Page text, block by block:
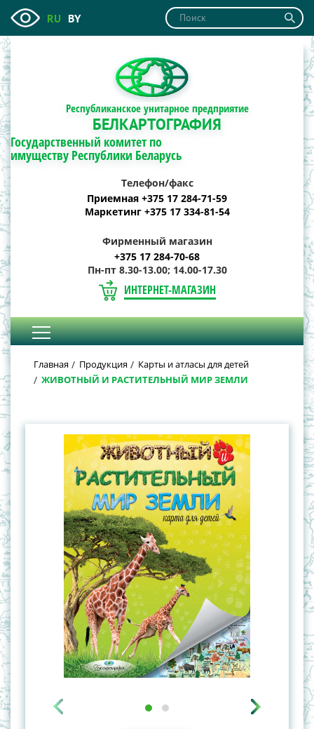
RU BY
Республиканское унитарное предприятие
БЕЛКАРТОГРАФИЯ
Государственный комитет по
имуществу Республики Беларусь
Телефон/факс
Приемная +375 17 284-71-59
Маркетинг +375 17 334-81-54
Фирменный магазин
+375 17 284-70-68
Пн-пт 8.30-13.00; 14.00-17.30
ИНТЕРНЕТ-МАГАЗИН
Главная Продукция
Карты и атласы для детей
ЖИВОТНЫЙ И РАСТИТЕЛЬНЫЙ МИР ЗЕМЛИ